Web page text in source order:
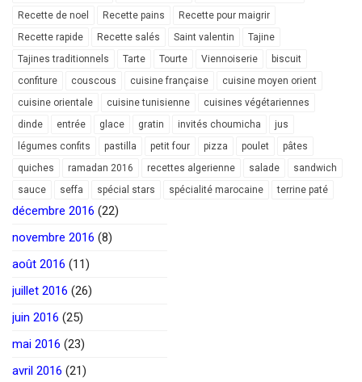
Recette de noel
Recette pains
Recette pour maigrir
Recette rapide
Recette salés Saint valentin
Tajine
Tajines traditionnels
Tarte Tourte Viennoiserie
biscuit
confiture
couscous cuisine française
cuisine moyen orient
cuisine orientale
cuisine tunisienne
cuisines végétariennes
dinde
entrée glace gratin invités choumicha
jus
légumes confits
pastilla petit four pizza poulet
pâtes
quiches
ramadan 2016 recettes algerienne salade
sandwich
sauce
seffa spécial stars spécialité marocaine terrine paté
décembre 2016 (22)
novembre 2016 (8)
août 2016 (11)
juillet 2016 (26)
juin 2016 (25)
mai 2016 (23)
avril 2016 (21)